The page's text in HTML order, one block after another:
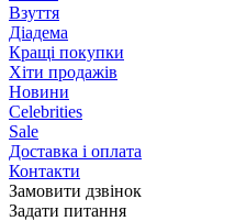
Взуття
Діадема
Кращі покупки
Хіти продажів
Новини
Celebrities
Sale
Доставка і оплата
Контакти
Замовити дзвінок
Задати питання